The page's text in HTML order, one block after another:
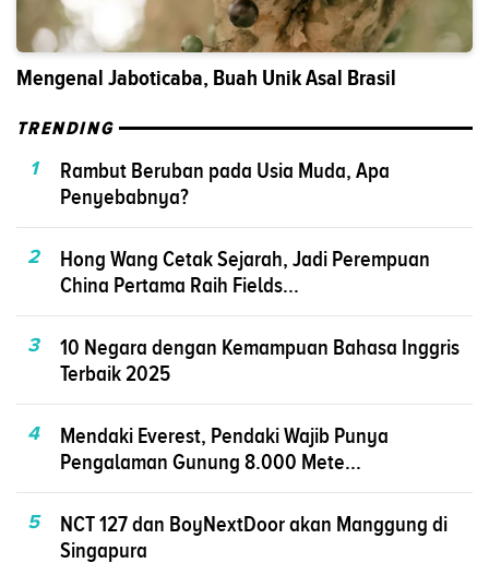
Mengenal Jaboticaba, Buah Unik Asal Brasil
TRENDING
1
Rambut Beruban pada Usia Muda, Apa
Penyebabnya?
2
Hong Wang Cetak Sejarah, Jadi Perempuan
China Pertama Raih Fields...
3
10 Negara dengan Kemampuan Bahasa Inggris
Terbaik 2025
4
Mendaki Everest, Pendaki Wajib Punya
Pengalaman Gunung 8.000 Mete...
5
NCT 127 dan BoyNextDoor akan Manggung di
Singapura